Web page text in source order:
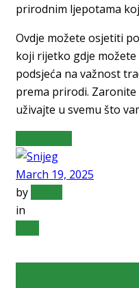
prirodnim ljepotama
Ovdje možete osjetiti
koji rijetko gdje možete
podsjeća na važnost
prema prirodi.
uživajte u svemu što
March 19, 2025
by
in